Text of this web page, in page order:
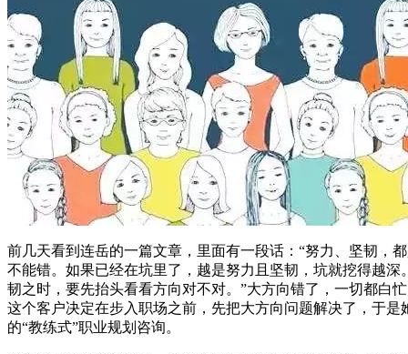
前几天看到连岳的一篇文章，里面有一段话：“努力、坚韧，
不能错。如果已经在坑里了，越是努力且坚韧，坑就挖得越深
韧之时，要先抬头看看方向对不对。”大方向错了，一切都白
这个客户决定在步入职场之前，先把大方向问题解决了，于是
的“教练式”职业规划咨询。